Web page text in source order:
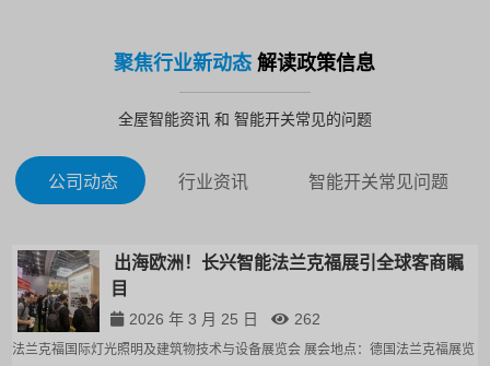
聚焦行业新动态 解读政策信息
全屋智能资讯 和 智能开关常见的问题
公司动态 行业资讯 智能开关常见问题
出海欧洲！长兴智能法兰克福展引全球客商瞩
目
2026 年 3 月 25 日 262
法兰克福国际灯光照明及建筑物技术与设备展览会 展会地点：德国法兰克福展览